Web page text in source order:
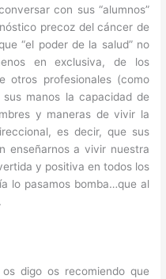
con sus “alumnos”
precoz del cáncer de
“el poder de la salud” no
en exclusiva, de los
otros profesionales (como
manos la capacidad de
y maneras de vivir la
es decir, que sus
enseñarnos a vivir nuestra
y positiva en todos los
lo pasamos bomba…que al
digo os recomiendo que